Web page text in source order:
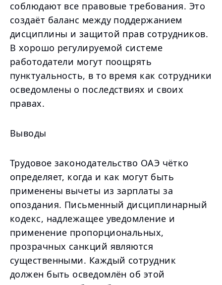
соблюдают все правовые требования. Это
создаёт баланс между поддержанием
дисциплины и защитой прав сотрудников.
В хорошо регулируемой системе
работодатели могут поощрять
пунктуальность, в то время как сотрудники
осведомлены о последствиях и своих
правах.
Выводы
Трудовое законодательство ОАЭ чётко
определяет, когда и как могут быть
применены вычеты из зарплаты за
опоздания. Письменный дисциплинарный
кодекс, надлежащее уведомление и
применение пропорциональных,
прозрачных санкций являются
существенными. Каждый сотрудник
должен быть осведомлён об этой